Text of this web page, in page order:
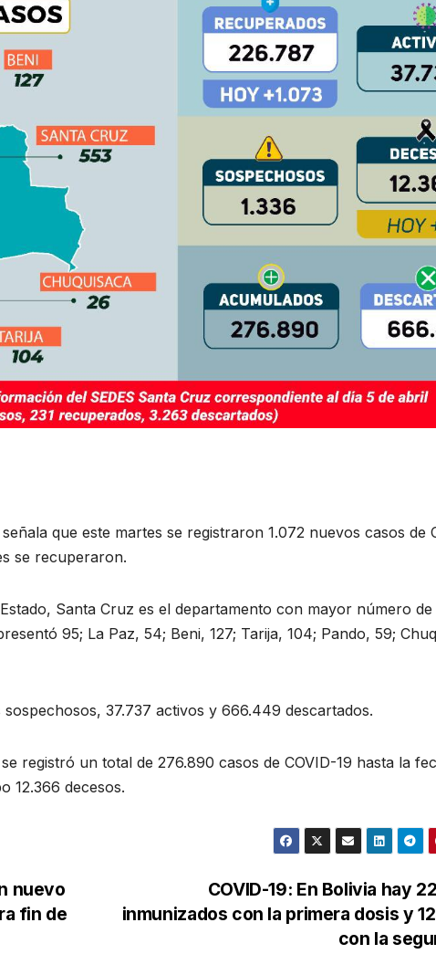
que este martes se registraron 1.072 nuevos casos de
se recuperaron.
Santa Cruz es el departamento con mayor número de
95; La Paz, 54; Beni, 127; Tarija, 104; Pando, 59;
37.737 activos y 666.449 descartados.
registró un total de 276.890 casos de COVID-19 hasta la
12.366 decesos.
COVID-19: En Bolivia hay
inmunizados con la primera dosis y
con la
nuevo
fin de